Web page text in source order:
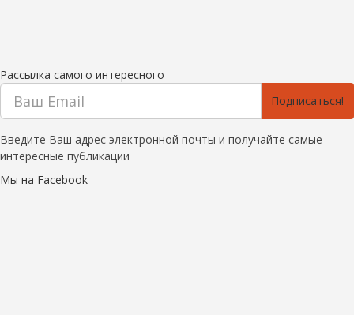
Рассылка самого интересного
Подписаться!
Введите Ваш адрес электронной почты и получайте самые
интересные публикации
Мы на Facebook